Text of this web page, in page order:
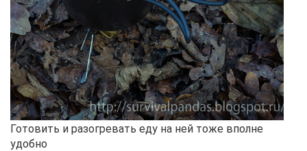
Готовить и разогревать еду на ней тоже вполне
удобно